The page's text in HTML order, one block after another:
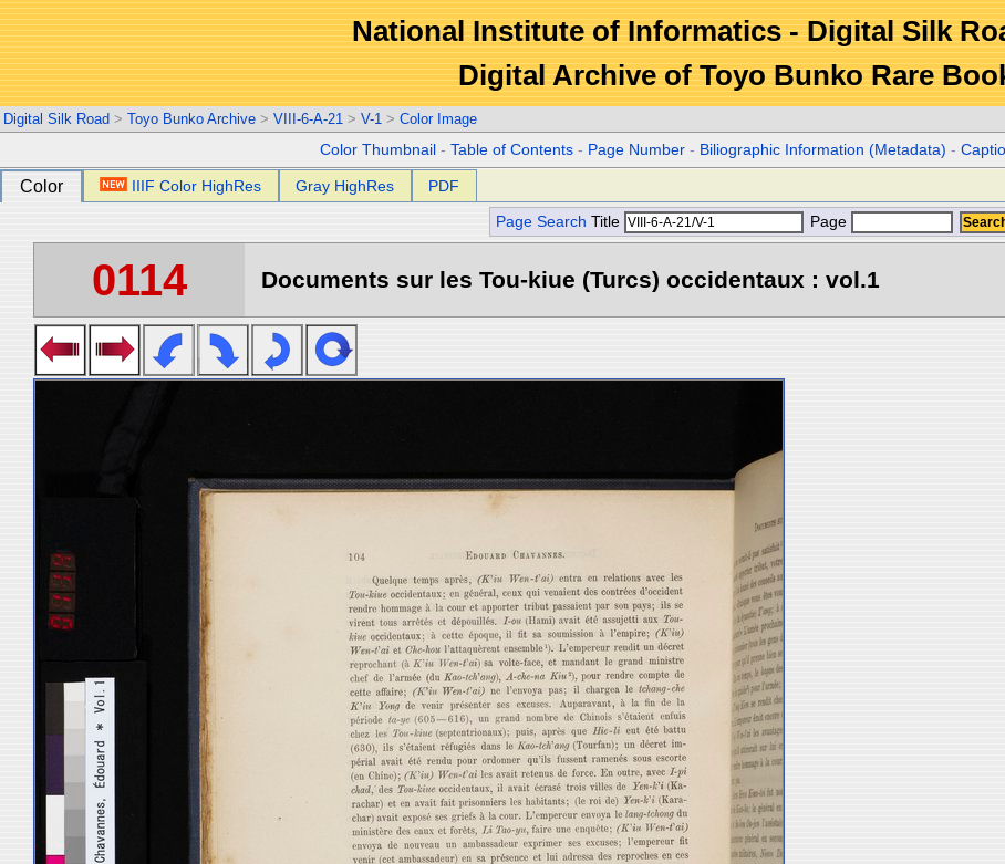
National Institute of Informatics - Digital Silk
Digital Archive of Toyo Bunko Rare
Digital Silk Road > Toyo Bunko Archive > VIII-6-A-21 > V-1 > Color Image
Color Thumbnail -Table of Contents - Page Number - Biliographic Information (Metadata) -
Color IIIF Color HighRes Gray HighRes PDF
Page Search Title Page
0114 Documents sur les Tou-kiue (Turcs) occidentaux : vol.1